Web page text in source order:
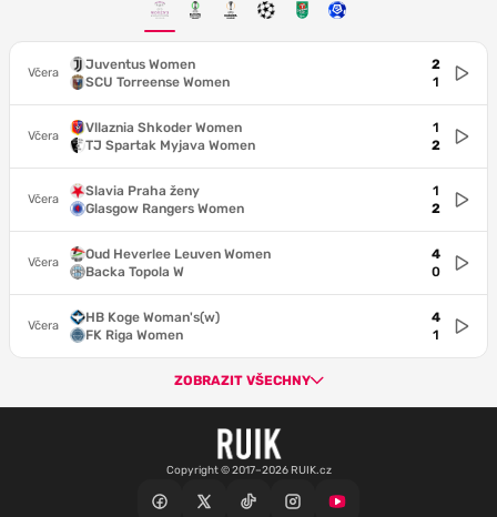
Včera
Juventus Women
SCU Torreense Women
2
1
Včera
Vllaznia Shkoder Women
TJ Spartak Myjava Women
1
2
Včera
Slavia Praha ženy
Glasgow Rangers Women
1
2
Včera
Oud Heverlee Leuven Women
Backa Topola W
4
0
Včera
HB Koge Woman's(w)
FK Riga Women
4
1
ZOBRAZIT VŠECHNY
Copyright © 2017–2026 RUIK.cz